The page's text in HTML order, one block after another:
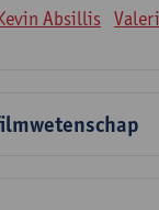
Absillis